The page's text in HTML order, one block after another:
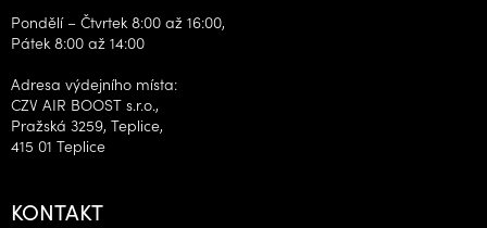
Pondělí – Čtvrtek 8:00 až 16:00,
Pátek 8:00 až 14:00
Adresa výdejního místa:
CZV AIR BOOST s.r.o.,
Pražská 3259, Teplice,
415 01 Teplice
KONTAKT